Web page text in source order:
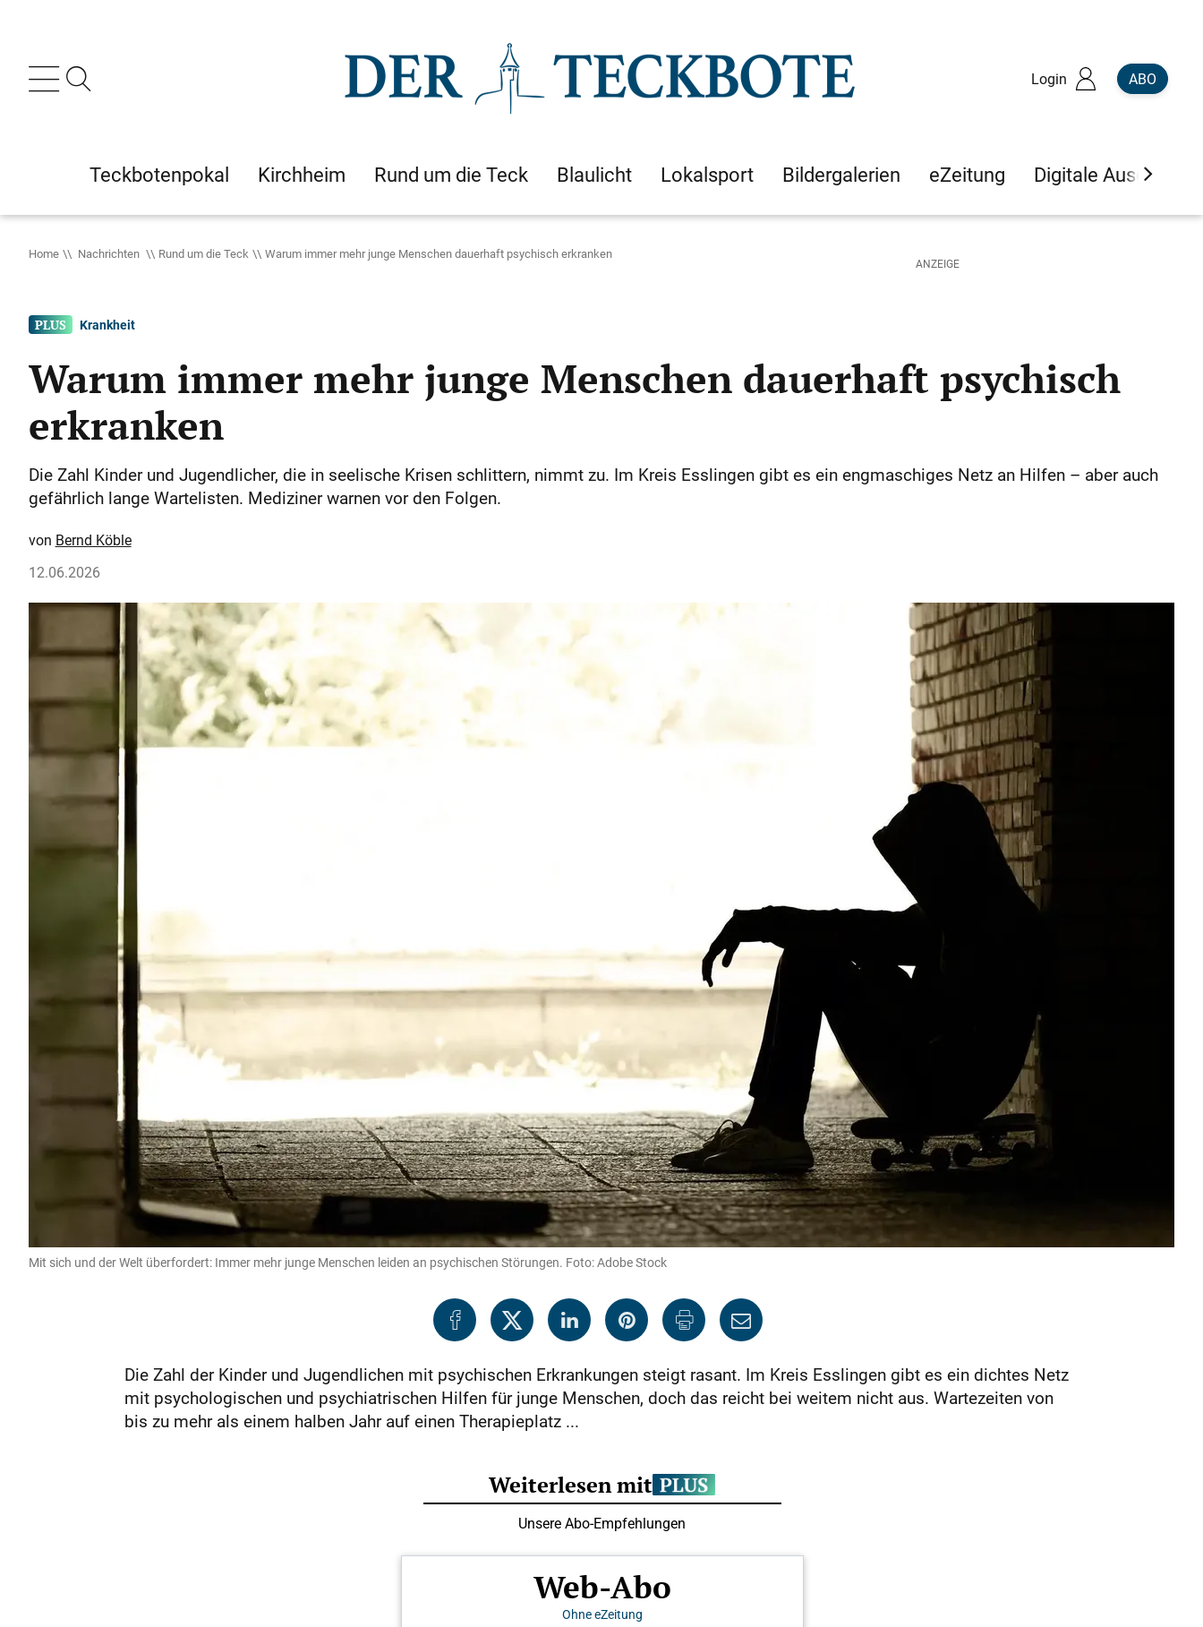
Login ABO
Teckbotenpokal Kirchheim Rund um die Teck Blaulicht Lokalsport Bildergalerien eZeitung Digitale Ausgaben
Home Nachrichten Rund um die Teck Warum immer mehr junge Menschen dauerhaft psychisch erkranken
Krankheit
Warum immer mehr junge Menschen dauerhaft psychisch
erkranken
Die Zahl Kinder und Jugendlicher, die in seelische Krisen schlittern, nimmt zu. Im Kreis Esslingen gibt es ein engmaschiges Netz an Hilfen – aber auch
gefährlich lange Wartelisten. Mediziner warnen vor den Folgen.
Bernd Köble
12.06.2026
Mit sich und der Welt überfordert: Immer mehr junge Menschen leiden an psychischen Störungen. Foto: Adobe Stock
Die Zahl der Kinder und Jugendlichen mit psychischen Erkrankungen steigt rasant. Im Kreis Esslingen gibt es ein dichtes Netz
mit psychologischen und psychiatrischen Hilfen für junge Menschen, doch das reicht bei weitem nicht aus. Wartezeiten von
bis zu mehr als einem halben Jahr auf einen Therapieplatz ...